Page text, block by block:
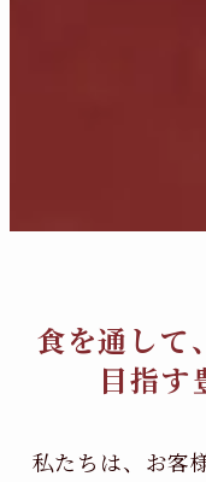
食を通して
目指す
私たちは、お客